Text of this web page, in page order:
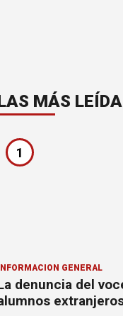
MÁS
1
GENERAL
denuncia del